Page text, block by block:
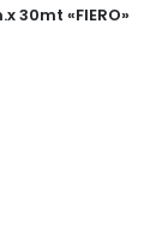
30mt «FIERO»